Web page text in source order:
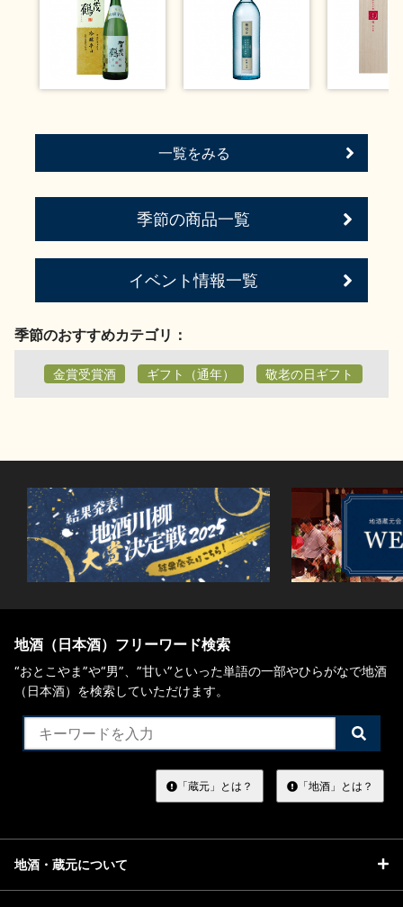
一覧をみる
季節の商品一覧
イベント情報一覧
季節のおすすめカテゴリ：
金賞受賞酒 ギフト（通年） 敬老の日ギフト
地酒（日本酒）フリーワード検索
“おとこやま”や“男”、”甘い”といった単語の一部やひらがなで地酒
（日本酒）を検索していただけます。
検
索
す
る
「蔵元」とは？ 「地酒」とは？
地酒・蔵元について